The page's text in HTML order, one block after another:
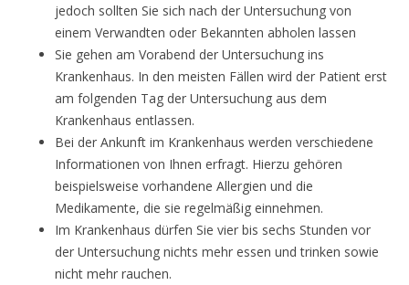
jedoch sollten Sie sich nach der Untersuchung von
einem Verwandten oder Bekannten abholen lassen
Sie gehen am Vorabend der Untersuchung ins
Krankenhaus. In den meisten Fällen wird der Patient erst
am folgenden Tag der Untersuchung aus dem
Krankenhaus entlassen.
Bei der Ankunft im Krankenhaus werden verschiedene
Informationen von Ihnen erfragt. Hierzu gehören
beispielsweise vorhandene Allergien und die
Medikamente, die sie regelmäßig einnehmen.
Im Krankenhaus dürfen Sie vier bis sechs Stunden vor
der Untersuchung nichts mehr essen und trinken sowie
nicht mehr rauchen.